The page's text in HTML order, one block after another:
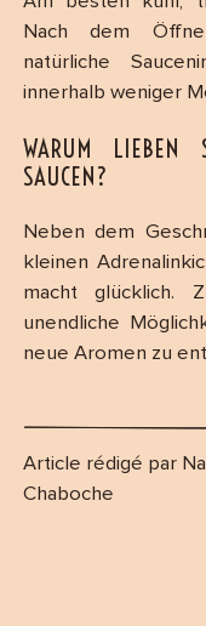
Nach dem
natürliche
innerhalb weniger
WARUM LIEBEN
SAUCEN?
Neben dem
kleinen
macht glücklich.
unendliche
neue Aromen zu
Article rédigé par
Chaboche